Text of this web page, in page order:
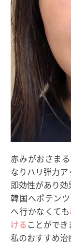
赤みがおさま
なりハリ弾力ア
即効性があり効
韓国へポテン
へ行かなくても
ける ことがで
私のおすすめ治